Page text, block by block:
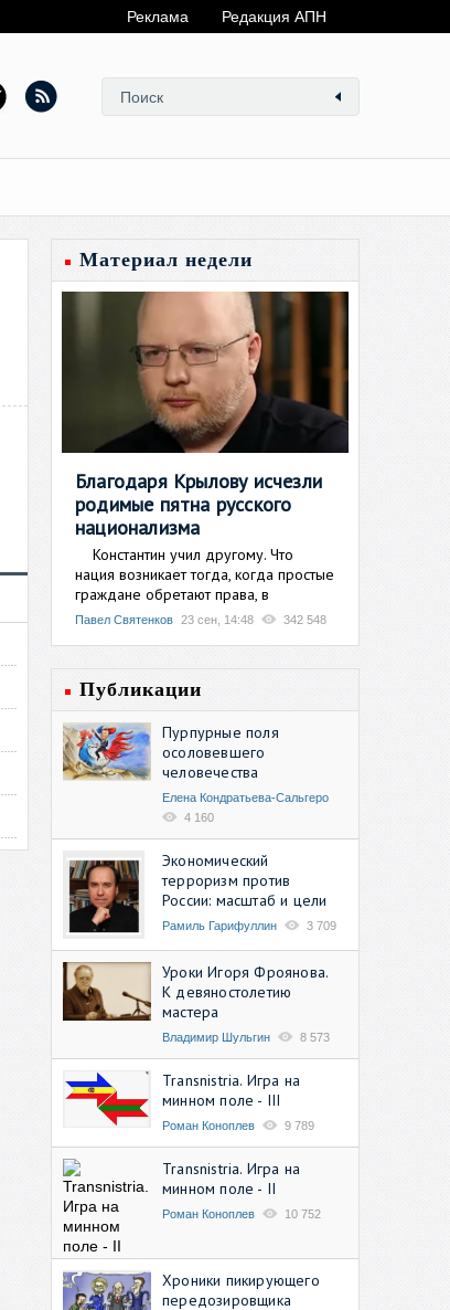
Реклама Редакция АПН
Материал недели
Благодаря Крылову исчезли
родимые пятна русского
национализма
Константин учил другому. Что
нация возникает тогда, когда простые
граждане обретают права, в
Павел Святенков 23 сен, 14:48 342 548
Публикации
Пурпурные поля
осоловевшего
человечества
Елена Кондратьева-Сальгеро
4 160
Экономический
терроризм против
России: масштаб и цели
Рамиль Гарифуллин 3 709
Уроки Игоря Фроянова.
К девяностолетию
мастера
Владимир Шульгин 8 573
Transnistria. Игра на
минном поле - III
Роман Коноплев 9 789
Transnistria. Игра на
минном поле - II
Роман Коноплев 10 752
Хроники пикирующего
передозировщика